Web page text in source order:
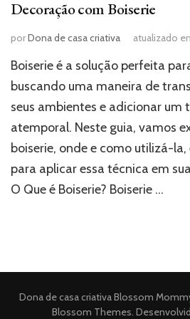
Decoração com Boiserie
porDona de casa criativa atualizado
Boiserie é a solução perfeita
buscando uma maneira de
seus ambientes e adicionar um
atemporal. Neste guia, vamos
boiserie, onde e como utilizá-
para aplicar essa técnica em
O Que é Boiserie? Boiserie …
Dona de casa criativaBlossom
Blossom Themes.